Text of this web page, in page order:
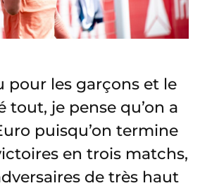
pour les garçons et le
tout, je pense qu’on a
puisqu’on termine
en trois matchs,
de très haut